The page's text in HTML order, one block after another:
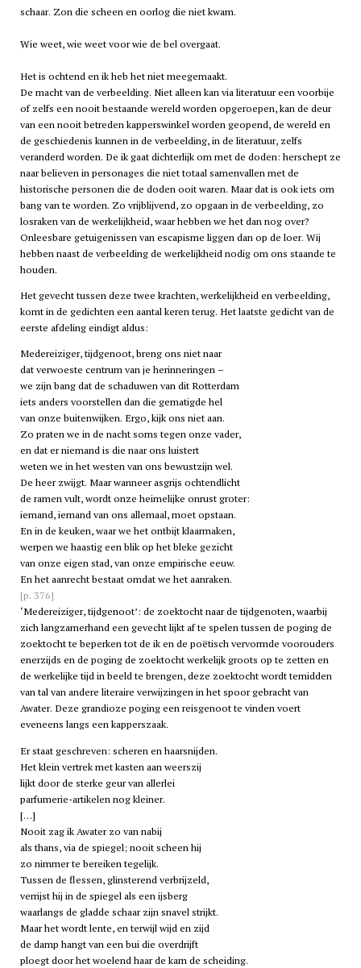
schaar. Zon die scheen en oorlog die niet kwam.
Wie weet, wie weet voor wie de bel overgaat.
Het is ochtend en ik heb het niet meegemaakt.
De macht van de verbeelding. Niet alleen kan via literatuur een voorbije
of zelfs een nooit bestaande wereld worden opgeroepen, kan de deur
van een nooit betreden kapperswinkel worden geopend, de wereld en
de geschiedenis kunnen in de verbeelding, in de literatuur, zelfs
veranderd worden. De ik gaat dichterlijk om met de doden: herschept ze
naar believen in personages die niet totaal samenvallen met de
historische personen die de doden ooit waren. Maar dat is ook iets om
bang van te worden. Zo vrijblijvend, zo opgaan in de verbeelding, zo
losraken van de werkelijkheid, waar hebben we het dan nog over?
Onleesbare getuigenissen van escapisme liggen dan op de loer. Wij
hebben naast de verbeelding de werkelijkheid nodig om ons staande te
houden.
Het gevecht tussen deze twee krachten, werkelijkheid en verbeelding,
komt in de gedichten een aantal keren terug. Het laatste gedicht van de
eerste afdeling eindigt aldus:
Medereiziger, tijdgenoot, breng ons niet naar
dat verwoeste centrum van je herinneringen –
we zijn bang dat de schaduwen van dit Rotterdam
iets anders voorstellen dan die gematigde hel
van onze buitenwijken. Ergo, kijk ons niet aan.
Zo praten we in de nacht soms tegen onze vader,
en dat er niemand is die naar ons luistert
weten we in het westen van ons bewustzijn wel.
De heer zwijgt. Maar wanneer asgrijs ochtendlicht
de ramen vult, wordt onze heimelijke onrust groter:
iemand, iemand van ons allemaal, moet opstaan.
En in de keuken, waar we het ontbijt klaarmaken,
werpen we haastig een blik op het bleke gezicht
van onze eigen stad, van onze empirische eeuw.
En het aanrecht bestaat omdat we het aanraken.
[p. 376]
‘Medereiziger, tijdgenoot’: de zoektocht naar de tijdgenoten, waarbij
zich langzamerhand een gevecht lijkt af te spelen tussen de poging de
zoektocht te beperken tot de ik en de poëtisch vervormde voorouders
enerzijds en de poging de zoektocht werkelijk groots op te zetten en
de werkelijke tijd in beeld te brengen, deze zoektocht wordt temidden
van tal van andere literaire verwijzingen in het spoor gebracht van
Awater. Deze grandioze poging een reisgenoot te vinden voert
eveneens langs een kapperszaak.
Er staat geschreven: scheren en haarsnijden.
Het klein vertrek met kasten aan weerszij
lijkt door de sterke geur van allerlei
parfumerie-artikelen nog kleiner.
[…]
Nooit zag ik Awater zo van nabij
als thans, via de spiegel; nooit scheen hij
zo nimmer te bereiken tegelijk.
Tussen de flessen, glinsterend verbrijzeld,
verrijst hij in de spiegel als een ijsberg
waarlangs de gladde schaar zijn snavel strijkt.
Maar het wordt lente, en terwijl wijd en zijd
de damp hangt van een bui die overdrijft
ploegt door het woelend haar de kam de scheiding.